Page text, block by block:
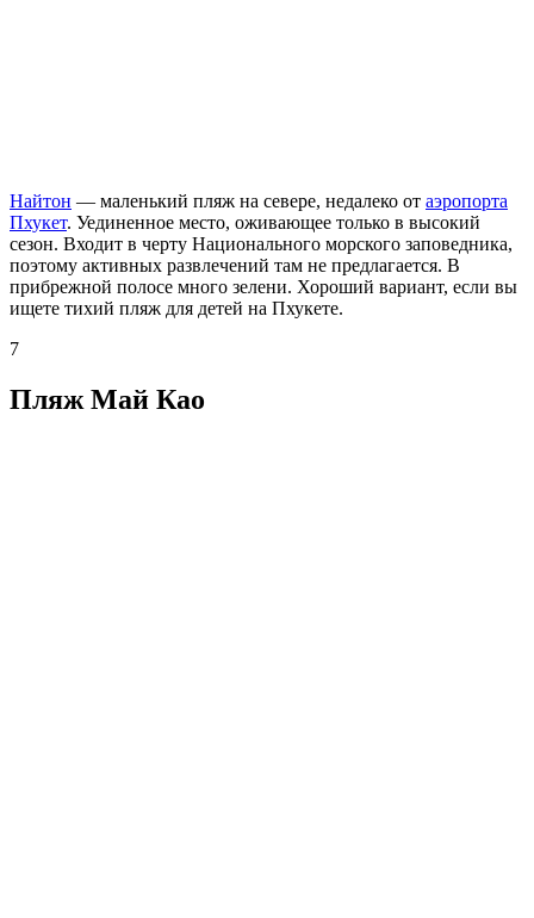
Найтон — маленький пляж на севере, недалеко от аэропорта
Пхукет. Уединенное место, оживающее только в высокий
сезон. Входит в черту Национального морского заповедника,
поэтому активных развлечений там не предлагается. В
прибрежной полосе много зелени. Хороший вариант, если вы
ищете тихий пляж для детей на Пхукете.
7
Пляж Май Као